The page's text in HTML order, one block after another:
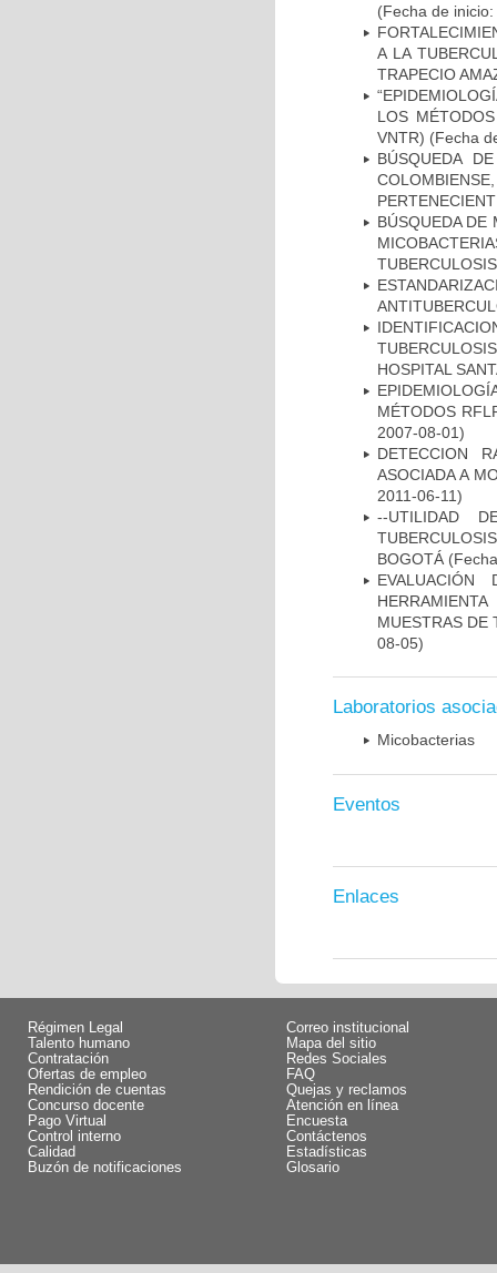
(Fecha de
A LA
TRAPECIO
LOS
VNTR) (Fecha
BÚSQUEDA
BÚSQUEDA DE
HOSPITAL
MÉTODOS
2007-08-01)
DETECCION
ASOCIADA A
2011-06-11)
--UTILIDAD
BOGOTÁ
MUESTRAS DE
08-05)
Laboratorios
Micobacterias
Eventos
Enlaces
Régimen Legal
Talento humano
Contratación
Ofertas de empleo
Rendición de cuentas
Concurso docente
Pago Virtual
Control interno
Calidad
Buzón de notificaciones
Correo institucional
Mapa del sitio
Redes Sociales
FAQ
Quejas y reclamos
Atención en línea
Encuesta
Contáctenos
Estadísticas
Glosario